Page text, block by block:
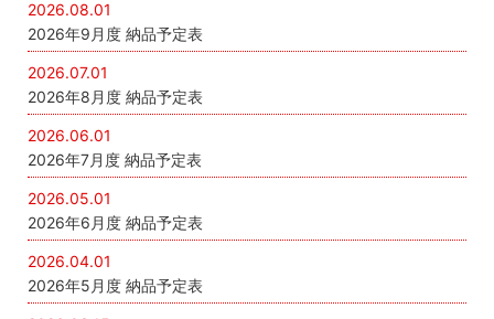
2026.08.01
2026年9月度 納品予定表
2026.07.01
2026年8月度 納品予定表
2026.06.01
2026年7月度 納品予定表
2026.05.01
2026年6月度 納品予定表
2026.04.01
2026年5月度 納品予定表